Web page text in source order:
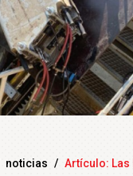
noticias / Artículo: Las